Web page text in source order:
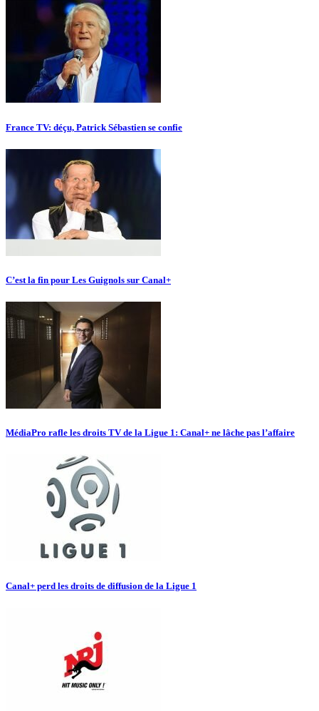
France TV: déçu, Patrick Sébastien se confie
C’est la fin pour Les Guignols sur Canal+
MédiaPro rafle les droits TV de la Ligue 1: Canal+ ne lâche pas l’affaire
Canal+ perd les droits de diffusion de la Ligue 1